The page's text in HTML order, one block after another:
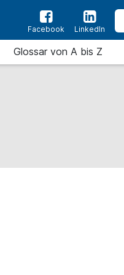
Facebook LinkedIn
Glossar von A bis Z